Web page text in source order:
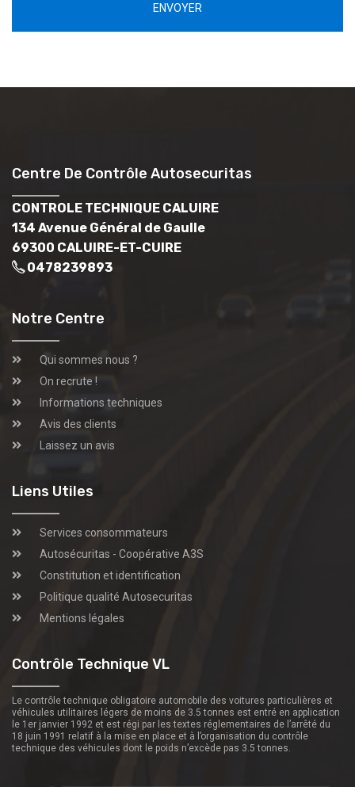
ENVOYER
Centre De Contrôle Autosecuritas
CONTROLE TECHNIQUE CALUIRE
134 Avenue Général de Gaulle
69300 CALUIRE-ET-CUIRE
0478239893
Notre Centre
Qui sommes nous ?
On recrute !
Informations techniques
Avis des clients
Laissez un avis
Liens Utiles
Services consommateurs
Autosécuritas - Coopérative A3S
Constitution et identification
Politique qualité Autosecuritas
Mentions légales
Contrôle Technique VL
Le contrôle technique obligatoire automobile des voitures particulières et
véhicules utilitaires légers de moins de 3.5 tonnes est entré en application
le 1er janvier 1992 et est régi par les textes réglementaires de l’arrêté du
18 juin 1991 relatif à la mise en place et à l’organisation du contrôle
technique des véhicules dont le poids n’excède pas 3.5 tonnes.